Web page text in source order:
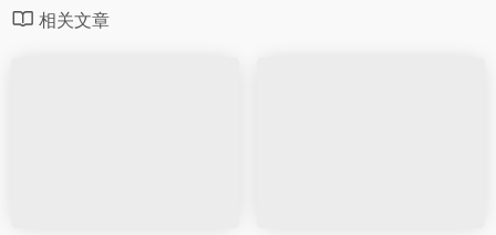
相关文章